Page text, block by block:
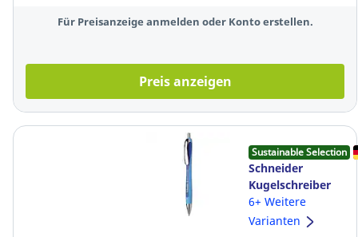
Für Preisanzeige anmelden oder Konto erstellen.
Preis anzeigen
Sustainable Selection
Schneider
Kugelschreiber
Slider Rave XB,
132503, blau
6+ Weitere
Varianten